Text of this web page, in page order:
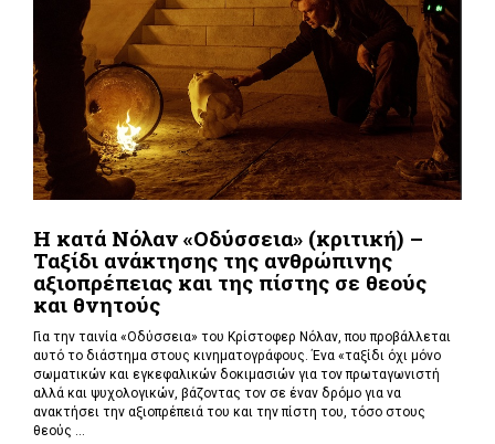
Η κατά Νόλαν «Οδύσσεια» (κριτική) –
Ταξίδι ανάκτησης της ανθρώπινης
αξιοπρέπειας και της πίστης σε θεούς
και θνητούς
Για την ταινία «Οδύσσεια» του Κρίστοφερ Νόλαν,που προβάλλεται
αυτό το διάστημα στους κινηματογράφους. Ένα «ταξίδι όχι μόνο
σωματικών και εγκεφαλικών δοκιμασιών για τον πρωταγωνιστή
αλλά και ψυχολογικών, βάζοντας τον σε έναν δρόμο για να
ανακτήσει την αξιοπρέπειά του και την πίστη του, τόσο στους
θεούς ...